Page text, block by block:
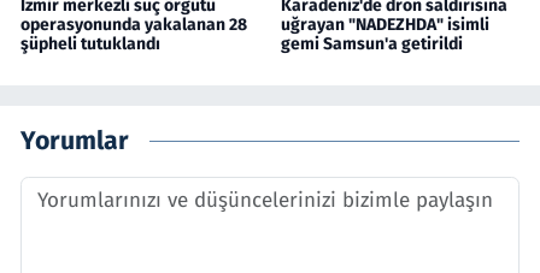
İzmir merkezli suç örgütü
operasyonunda yakalanan 28
şüpheli tutuklandı
Karadeniz'de dron saldırısına
uğrayan "NADEZHDA" isimli
gemi Samsun'a getirildi
Yorumlar